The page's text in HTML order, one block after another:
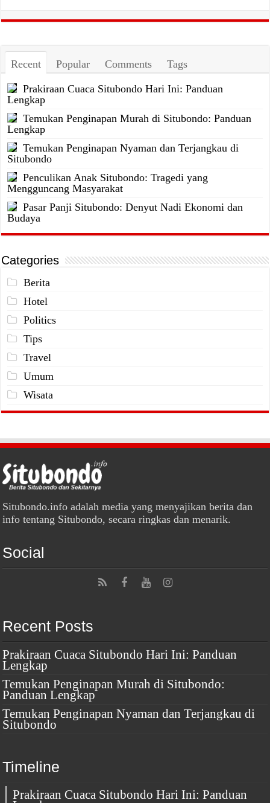
Recent Popular Comments Tags
Prakiraan Cuaca Situbondo Hari Ini: Panduan
Lengkap
Temukan Penginapan Murah di Situbondo: Panduan
Lengkap
Temukan Penginapan Nyaman dan Terjangkau di
Situbondo
Penculikan Anak Situbondo: Tragedi yang
Mengguncang Masyarakat
Pasar Panji Situbondo: Denyut Nadi Ekonomi dan
Budaya
Categories
Berita
Hotel
Politics
Tips
Travel
Umum
Wisata
Situbondo.info adalah media yang menyajikan berita dan
info tentang Situbondo, secara ringkas dan menarik.
Social
Recent Posts
Prakiraan Cuaca Situbondo Hari Ini: Panduan
Lengkap
Temukan Penginapan Murah di Situbondo:
Panduan Lengkap
Temukan Penginapan Nyaman dan Terjangkau di
Situbondo
Timeline
Prakiraan Cuaca Situbondo Hari Ini: Panduan